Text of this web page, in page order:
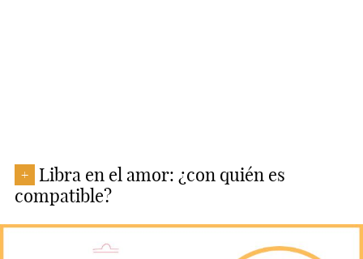
+
Libra en el amor: ¿con quién es
compatible?